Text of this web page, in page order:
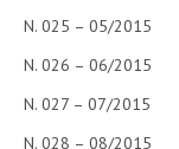
N. 025 – 05/2015
N. 026 – 06/2015
N. 027 – 07/2015
N. 028 – 08/2015